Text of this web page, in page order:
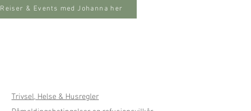
Reiser & Events med Johanna her
Trivsel, Helse & Husregler